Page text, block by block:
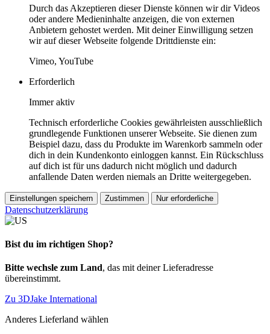
Durch das Akzeptieren dieser Dienste können wir dir Videos
oder andere Medieninhalte anzeigen, die von externen
Anbietern gehostet werden. Mit deiner Einwilligung setzen
wir auf dieser Webseite folgende Drittdienste ein:
Vimeo, YouTube
Erforderlich
Immer aktiv
Technisch erforderliche Cookies gewährleisten ausschließlich
grundlegende Funktionen unserer Webseite. Sie dienen zum
Beispiel dazu, dass du Produkte im Warenkorb sammeln oder
dich in dein Kundenkonto einloggen kannst. Ein Rückschluss
auf dich ist für uns dadurch nicht möglich und dadurch
anfallende Daten werden niemals an Dritte weitergegeben.
Einstellungen speichern Zustimmen Nur erforderliche
Datenschutzerklärung
Bist du im richtigen Shop?
Bitte wechsle zum Land, das mit deiner Lieferadresse
übereinstimmt.
Zu 3DJake International
Anderes Lieferland wählen